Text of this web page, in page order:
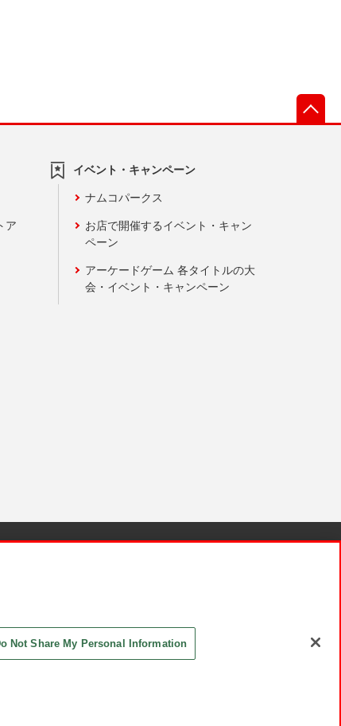
ア
イベント・キャンペーン
ナムコパークス
お店で開催するイベント・キャン
ペーン
アーケードゲーム 各タイトルの大
会・イベント・キャンペーン
Not Share My Personal Information